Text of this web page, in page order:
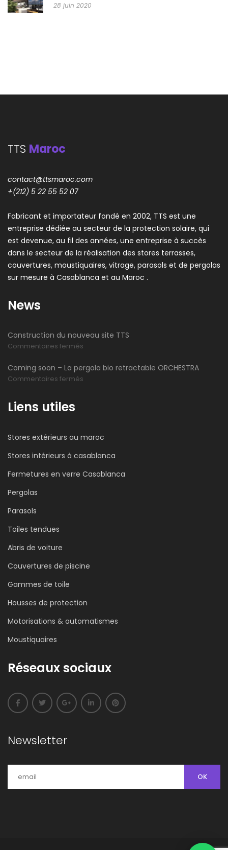
28 juin 2020
TTS Maroc
contact@ttsmaroc.com
+(212) 5 22 55 52 07
Fabricant et importateur fondé en 2002, TTS est une
entreprise dédiée au secteur de la protection solaire, qui
est devenue, au fil des années, une entreprise à succès
dans le secteur de la réalisation des stores terrasses,
couvertures, moustiquaires, vitrage, parasols et de pergolas
sur mesure à Casablanca et au Maroc .
News
Construction du nouveau site TTS
Commentaires fermés
du
Coming soon – La pergola bio retractable ORCHESTRA
Commentaires fermés
pergola
bio
ORCHESTRA
Liens utiles
Stores extérieurs au maroc
Stores intérieurs à casablanca
Fermetures en verre Casablanca
Pergolas
Parasols
Toiles tendues
Abris de voiture
Couvertures de piscine
Gammes de toile
Housses de protection
Motorisations & automatismes
Moustiquaires
Réseaux sociaux
Newsletter